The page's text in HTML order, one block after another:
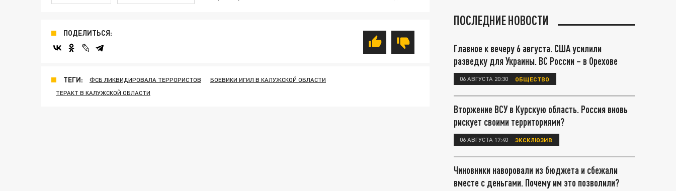
ПОДЕЛИТЬСЯ:
ТЕГИ: ФСБ ЛИКВИДИРОВАЛА ТЕРРОРИСТОВ
БОЕВИКИ ИГИЛ В КАЛУЖСКОЙ ОБЛАСТИ
ТЕРАКТ В КАЛУЖСКОЙ ОБЛАСТИ
ПОСЛЕДНИЕ НОВОСТИ
Главное к вечеру 6 августа. США усилили
разведку для Украины. ВС России – в Орехове
06 АВГУСТА 20:30 ОБЩЕСТВО
Вторжение ВСУ в Курскую область. Россия вновь
рискует своими территориями?
06 АВГУСТА 17:40 ЭКСКЛЮЗИВ
Чиновники наворовали из бюджета и сбежали
вместе с деньгами. Почему им это позволили?